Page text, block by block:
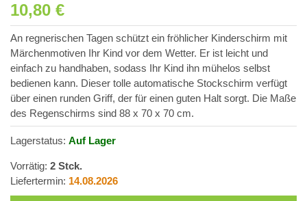
10,80 €
An regnerischen Tagen schützt ein fröhlicher Kinderschirm mit
Märchenmotiven Ihr Kind vor dem Wetter. Er ist leicht und
einfach zu handhaben, sodass Ihr Kind ihn mühelos selbst
bedienen kann. Dieser tolle automatische Stockschirm verfügt
über einen runden Griff, der für einen guten Halt sorgt. Die Maße
des Regenschirms sind 88 x 70 x 70 cm.
Lagerstatus: Auf Lager
Vorrätig: 2 Stck.
Liefertermin: 14.08.2026